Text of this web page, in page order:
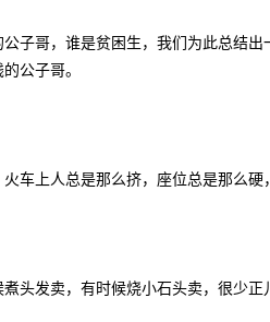
子哥，谁是贫困生，我们为此总结
公子哥。
车上人总是那么挤，座位总是那么
头发卖，有时候烧小石头卖，很少正